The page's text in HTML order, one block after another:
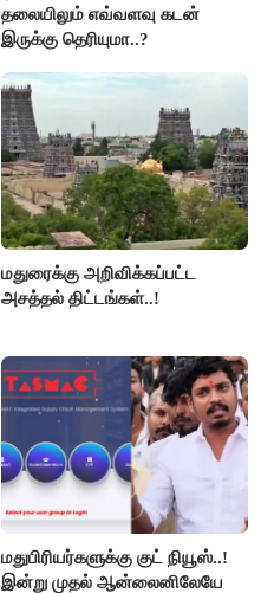
தலையிலும் எவ்வளவு கடன்
இருக்கு தெரியுமா..?
மதுரைக்கு அறிவிக்கப்பட்ட
அசத்தல் திட்டங்கள்..!
மதுபிரியர்களுக்கு குட் நியூஸ்..!
இன்று முதல் ஆன்லைனிலேயே